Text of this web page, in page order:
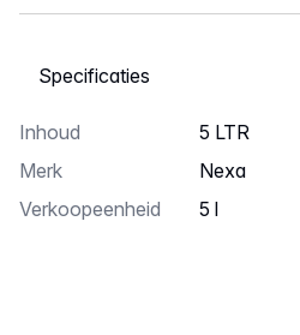
Selecteer een tabblad
Inhoud
5 LTR
Merk
Nexa
Verkoopeenheid
5 l